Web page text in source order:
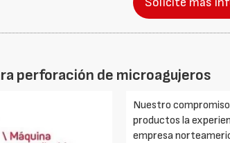
perforación de microagujeros
Nuestro
productos la
empresa